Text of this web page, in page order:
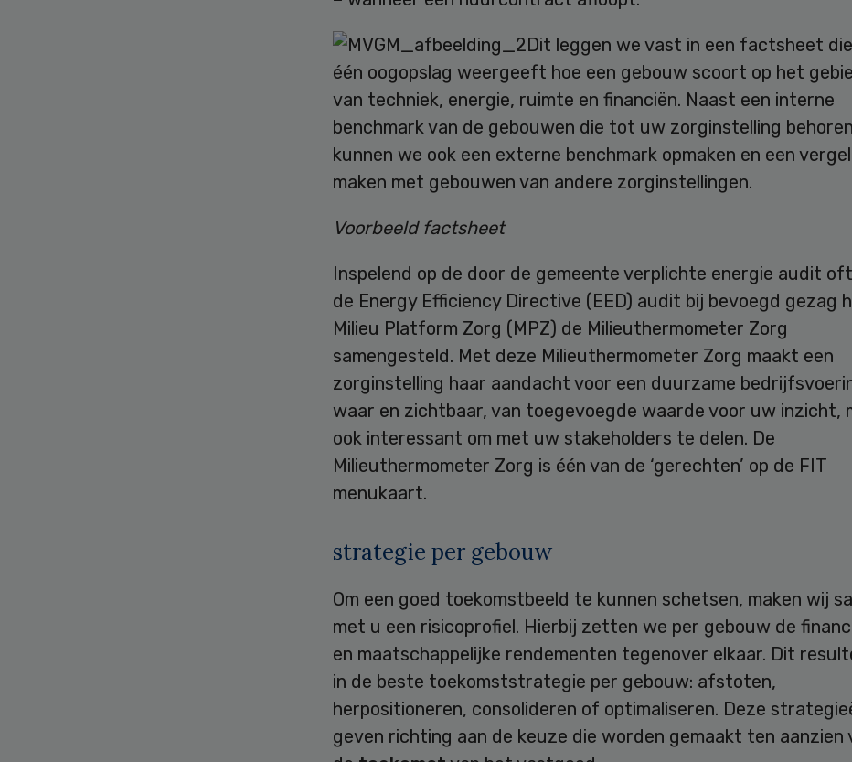
Dit leggen we vast in een factsheet
één oogopslag weergeeft hoe een gebouw scoort op het
van techniek, energie, ruimte en financiën. Naast een interne
benchmark van de gebouwen die tot uw zorginstelling
kunnen we ook een externe benchmark opmaken en een
maken met gebouwen van andere zorginstellingen.
Voorbeeld factsheet
Inspelend op de door de gemeente verplichte energie audit
de Energy Efficiency Directive (EED) audit bij bevoegd gezag
Milieu Platform Zorg (MPZ) de Milieuthermometer Zorg
samengesteld. Met deze Milieuthermometer Zorg maakt een
zorginstelling haar aandacht voor een duurzame
waar en zichtbaar, van toegevoegde waarde voor uw inzicht,
ook interessant om met uw stakeholders te delen. De
Milieuthermometer Zorg is één van de ‘gerechten’ op de FIT
menukaart.
strategie per gebouw
Om een goed toekomstbeeld te kunnen schetsen, maken wij
met u een risicoprofiel. Hierbij zetten we per gebouw de
en maatschappelijke rendementen tegenover elkaar. Dit
in de beste toekomststrategie per gebouw: afstoten,
herpositioneren, consolideren of optimaliseren. Deze
geven richting aan de keuze die worden gemaakt ten aanzien